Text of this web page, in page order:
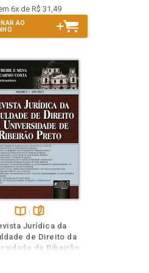
6x de R$ 31,49
AO
Disponível
na
B.V.
páginas
Jurídica da
de Direito da
de Ribeirão